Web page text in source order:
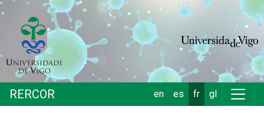
RERCOR en es fr gl